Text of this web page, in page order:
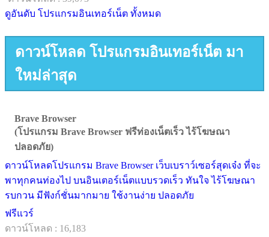
ดูอันดับ โปรแกรมอินเทอร์เน็ต ทั้งหมด
ดาวน์โหลด โปรแกรมอินเทอร์เน็ต มา
ใหม่ล่าสุด
Brave Browser
(โปรแกรม Brave Browser ฟรีท่องเน็ตเร็ว ไร้โฆษณา
ปลอดภัย)
ดาวน์โหลดโปรแกรม Brave Browser เว็บเบราว์เซอร์สุดเจ๋ง ที่จะ
พาทุกคนท่องไป บนอินเตอร์เน็ตแบบรวดเร็ว ทันใจ ไร้โฆษณา
รบกวน มีฟังก์ชั่นมากมาย ใช้งานง่าย ปลอดภัย
ฟรีแวร์
ดาวน์โหลด : 16,183